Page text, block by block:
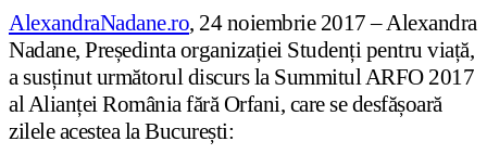
AlexandraNadane.ro, 24 noiembrie 2017 – Alexandra
Nadane, Președinta organizației Studenți pentru viață,
a susținut următorul discurs la Summitul ARFO 2017
al Alianței România fără Orfani, care se desfășoară
zilele acestea la București: